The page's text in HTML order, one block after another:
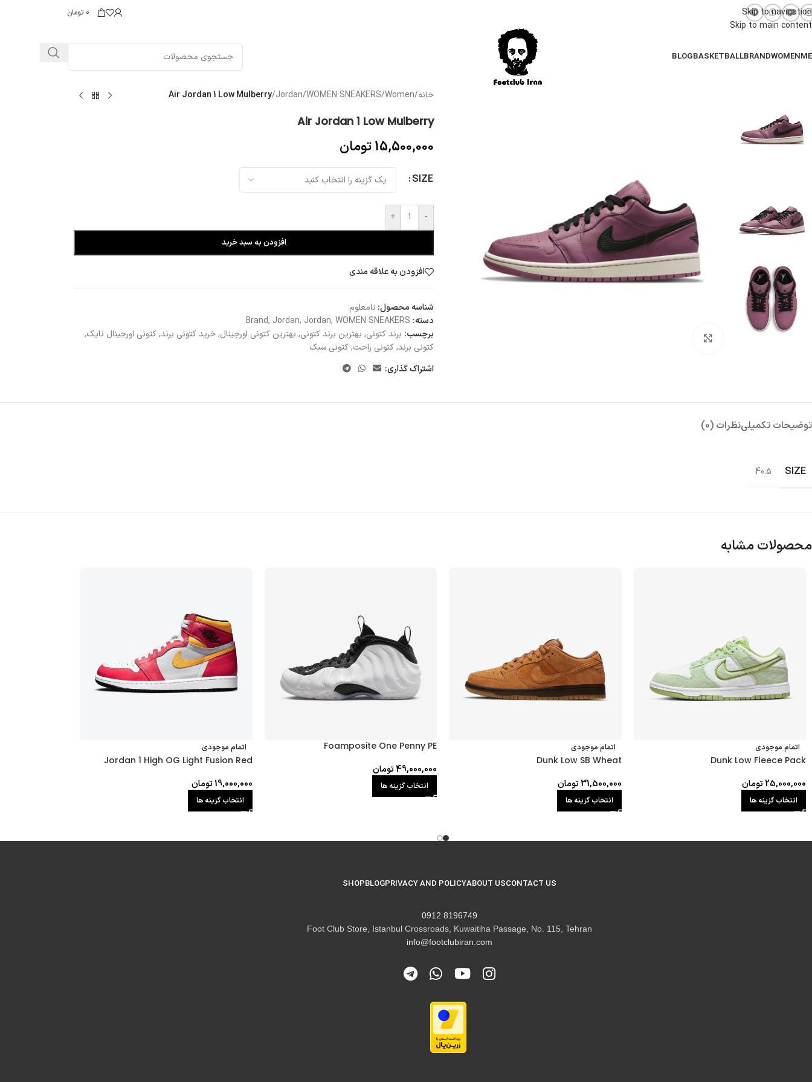
Skip to navigation
Skip to main content
0 تومان
WOMEN
BRAND
BASKETBALL
BLOG
خانه/
Women
/
WOMEN SNEAKERS
/
Jordan
/
Air Jordan 1 Low Mulberry
Air Jordan 1 Low Mulberry
15,500,000تومان
SIZE
-
+
افزودن به سبد خرید
افزودن به علاقه مندی
شناسه محصول: نامعلوم
دسته:
Brand, Jordan, Jordan, WOMEN SNEAKERS
برچسب: برند کتونی, بهترین برند کتونی, بهترین کتونی اورجینال,خرید کتونی برند,کتونی اورجینال نایک,
کتونی برند,کتونی راحت,کتونی سبک
اشتراک گذاری:
توضیحات تکمیلینظرات (0)
SIZE
40.5
محصولات مشابه
اتمام موجودی
Dunk Low Fleece Pack
25,000,000تومان
انتخاب گزینه ها
اتمام موجودی
Dunk Low SB Wheat
31,500,000تومان
انتخاب گزینه ها
Foamposite One Penny PE
49,000,000تومان
انتخاب گزینه ها
اتمام موجودی
Jordan 1 High OG Light Fusion Red
19,000,000تومان
انتخاب گزینه ها
CONTACT US
ABOUT US
PRIVACY AND POLICY
BLOG
SHOP
8196749 0912
Foot Club Store, Istanbul Crossroads, Kuwaitiha Passage, No. 115, Tehran
info@footclubiran.com